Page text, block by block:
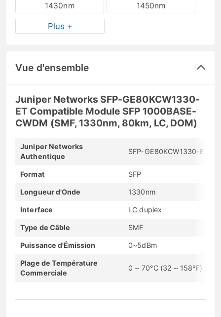
1430nm 1450nm
Plus +
Vue d'ensemble
Juniper Networks SFP-GE80KCW1330-
ET Compatible Module SFP 1000BASE-
CWDM (SMF, 1330nm, 80km, LC, DOM)
Juniper Networks
Authentique
SFP-GE80KCW1330-ET
Format SFP
Longueur d'Onde 1330nm
Interface LC duplex
Type de Câble SMF
Puissance d'Émission 0~5dBm
Plage de Température
Commerciale
0 ~ 70°C (32 ~ 158°F)